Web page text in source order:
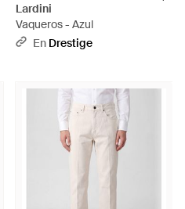
Lardini
Vaqueros - Azul
En Drestige